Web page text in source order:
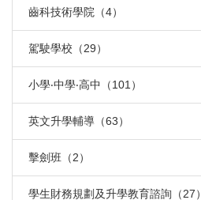
齒科技術學院（4）
駕駛學校（29）
小學‧中學‧高中（101）
英文升學輔導（63）
擊劍班（2）
學生財務規劃及升學教育諮詢（27）